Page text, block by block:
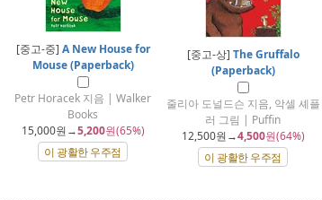
[중고-중] A New House for
Mouse (Paperback)
Petr Horacek 지음 | Walker
Books
15,000원→5,200원(65%)
이 광활한 우주점
[중고-상] The Gruffalo
(Paperback)
줄리아 도널드슨 지음, 악셀 셰플
러 그림 | Puffin
12,500원→4,500원(64%)
이 광활한 우주점